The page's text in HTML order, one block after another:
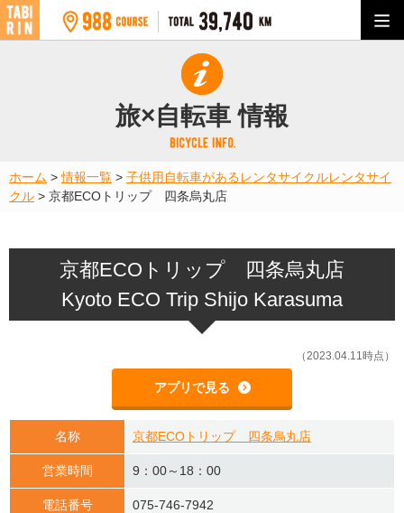
旅×自転車 情報
ホーム >情報一覧 > 子供用自転車があるレンタサイクルレンタサイ
クル > 京都ECOトリップ 四条烏丸店
京都ECOトリップ 四条烏丸店
Kyoto ECO Trip Shijo Karasuma
（2023.04.11時点）
アプリで見る
名称 京都ECOトリップ 四条烏丸店
営業時間 9：00～18：00
電話番号 075-746-7942